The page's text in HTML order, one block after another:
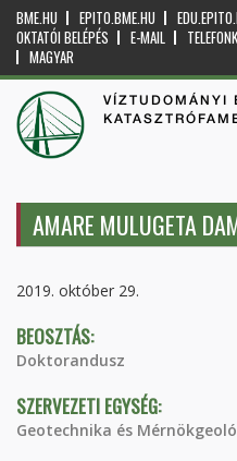
BME.HU EPITO.BME.HU
OKTATÓI BELÉPÉS
E-MAIL
MAGYAR
VÍZTUDOMÁNYI
AMARE MULUGETA
2019. október 29.
BEOSZTÁS:
Doktorandusz
SZERVEZETI EGYSÉG:
Geotechnika és